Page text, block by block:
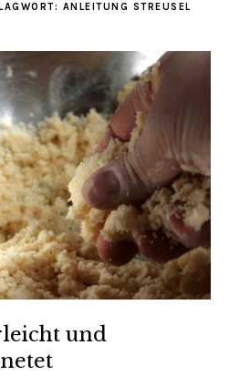
ANLEITUNG STREUSEL
und